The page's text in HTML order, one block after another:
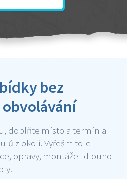
bez
doplňte místo a termín a
z okolí. Vyřešmito je
opravy, montáže i dlouho